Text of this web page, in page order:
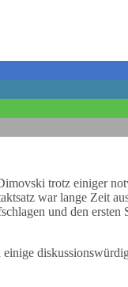
trotz einiger
war lange Zeit
und den ersten